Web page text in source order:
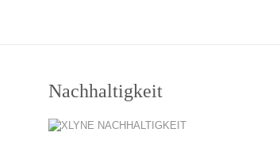
Nachhaltigkeit